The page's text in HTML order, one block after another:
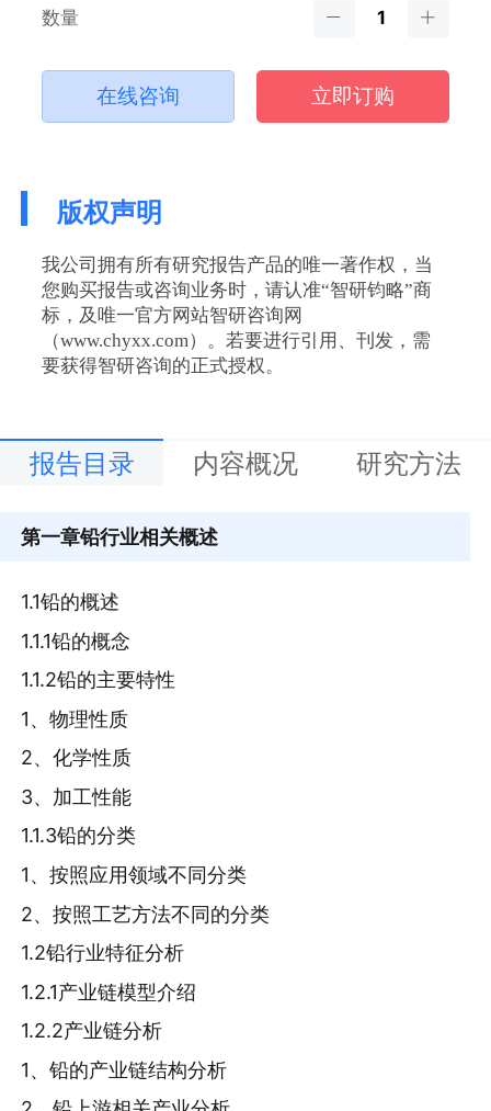
数量
在线咨询 立即订购
版权声明
我公司拥有所有研究报告产品的唯一著作权，当
您购买报告或咨询业务时，请认准“智研钧略”商
标，及唯一官方网站智研咨询网
（www.chyxx.com）。若要进行引用、刊发，需
要获得智研咨询的正式授权。
报告目录 内容概况 研究方法
第一章铅行业相关概述
1.1铅的概述
1.1.1铅的概念
1.1.2铅的主要特性
1、物理性质
2、化学性质
3、加工性能
1.1.3铅的分类
1、按照应用领域不同分类
2、按照工艺方法不同的分类
1.2铅行业特征分析
1.2.1产业链模型介绍
1.2.2产业链分析
1、铅的产业链结构分析